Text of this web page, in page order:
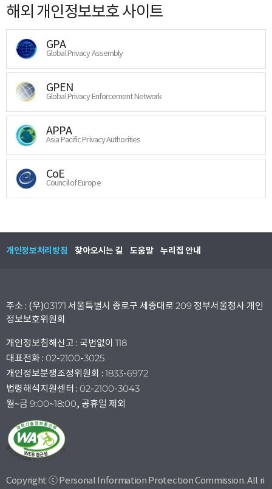
해외 개인정보보호 사이트
GPA
Global Privacy Assembly
GPEN
Global Privacy Enforcement Network
APPA
Asia Pacific Privacy Authorities
CoE
Council of Europe
개인정보처리방침 찾아오시는 길 도움말 누리집 안내
주소 : (우)03171 서울특별시 종로구 세종대로 209 정부서울청사 개인
정보보호위원회
개인정보침해신고 : 국번없이 118
대표전화 : 02-2100-3025
개인정보분쟁조정위원회 : 1833-6972
법령해석지원센터 : 02-2100-3043
월~금 9:00~18:00, 공휴일 제외
Copyright ⓒ Personal Information Protection Commission. All ri